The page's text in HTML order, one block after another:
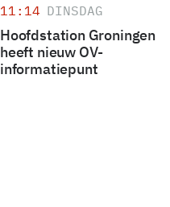
11:14 DINSDAG
Hoofdstation Groningen
heeft nieuw OV-
informatiepunt